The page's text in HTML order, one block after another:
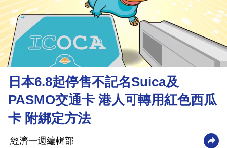
資
樓
市
理
財
商
業
科
日本6.8起停售不記名Suica及
PASMO交通卡 港人可轉用紅色西瓜
卡 附綁定方法
經濟一週編輯部